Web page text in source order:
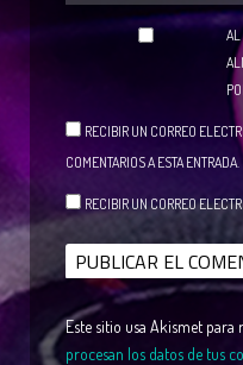
AL
RECIBIR UN CORREO
COMENTARIOS A ESTA ENTRADA.
RECIBIR UN CORREO
Este sitio usa Akismet
procesan los datos de tus